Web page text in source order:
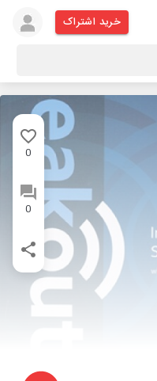
خرید اشتراک
0
0